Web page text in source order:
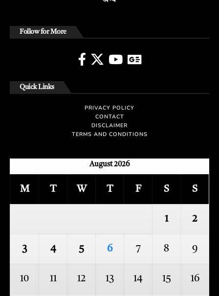
Follow for More
Quick Links
PRIVACY POLICY
CONTACT
DISCLAIMER
TERMS AND CONDITIONS
August 2026
M T W T F S S
1 2
3 4 5 6 7 8 9
10 11 12 13 14 15 16